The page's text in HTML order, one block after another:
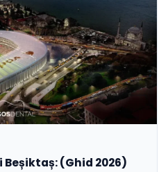
(Ghid 2026)